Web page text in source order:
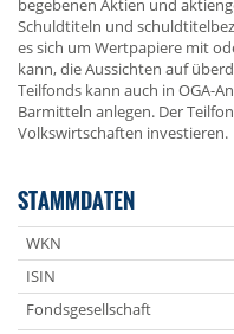
begebenen Aktien und
Schuldtiteln und
es sich um Wertpapiere mit
kann, die Aussichten auf
Teilfonds kann auch in OGA-
Barmitteln anlegen. Der
Volkswirtschaften investieren.
STAMMDATEN
WKN
ISIN
Fondsgesellschaft